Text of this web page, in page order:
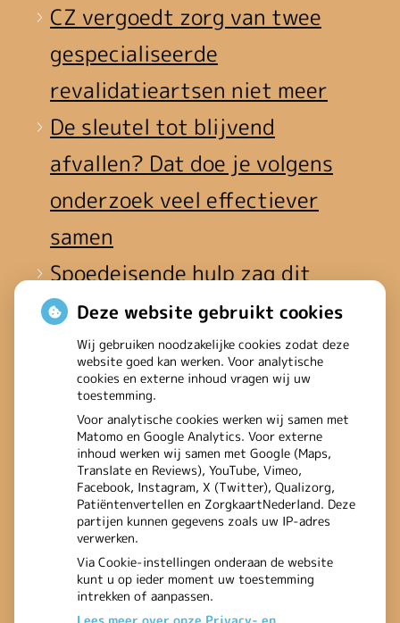
CZ vergoedt zorg van twee
gespecialiseerde
revalidatieartsen niet meer
De sleutel tot blijvend
afvallen? Dat doe je volgens
onderzoek veel effectiever
samen
Spoedeisende hulp zag dit
weekend meer mensen met
heup- en polsbreuken
binnenkomen
Een recept voor een wandeling:
waarom Erasmus MC patiënten
het park in stuurt
Deze website gebruikt cookies
Wij gebruiken noodzakelijke cookies zodat deze
website goed kan werken. Voor analytische
cookies en externe inhoud vragen wij uw
toestemming.
Voor analytische cookies werken wij samen met
Matomo en Google Analytics. Voor externe
inhoud werken wij samen met Google (Maps,
Translate en Reviews), YouTube, Vimeo,
Facebook, Instagram, X (Twitter), Qualizorg,
Patiëntenvertellen en ZorgkaartNederland. Deze
partijen kunnen gegevens zoals uw IP-adres
verwerken.
Via Cookie-instellingen onderaan de website
kunt u op ieder moment uw toestemming
intrekken of aanpassen.